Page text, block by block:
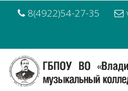
8(4922)54-27-35